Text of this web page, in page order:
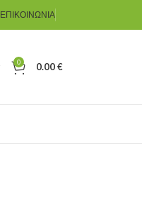
ΕΠΙΚΟΙΝΩΝΊΑ
0 0.00€